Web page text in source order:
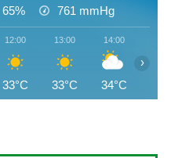
65% 761 mmHg
12:00
33°C
13:00
33°C
14:00
34°C
›